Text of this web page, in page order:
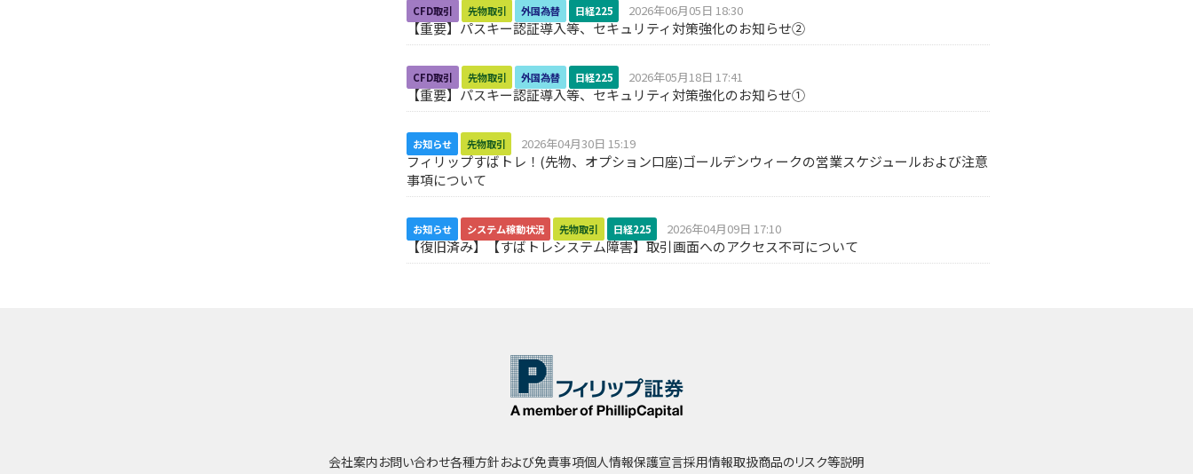
CFD取引 先物取引 外国為替 日経225 2026年06月05日 18:30
【重要】パスキー認証導入等、セキュリティ対策強化のお知らせ②
CFD取引 先物取引 外国為替 日経225 2026年05月18日 17:41
【重要】パスキー認証導入等、セキュリティ対策強化のお知らせ①
お知らせ 先物取引 2026年04月30日 15:19
フィリップすばトレ！(先物、オプション口座)ゴールデンウィークの営業スケジュールおよび注意
事項について
お知らせ システム稼動状況 先物取引 日経225 2026年04月09日 17:10
【復旧済み】【すばトレシステム障害】取引画面へのアクセス不可について
会社案内お問い合わせ各種方針および免責事項個人情報保護宣言採用情報取扱商品のリスク等説明